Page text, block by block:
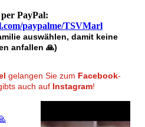
PayPal:
paypalme/TSVMarl
auswählen, damit keine
anfallen 🙏)
gelangen Sie zum Facebook-
gibts auch auf Instagram!